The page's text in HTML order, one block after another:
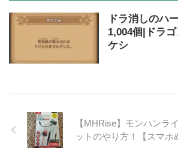
ドラ消しのハ
1,004個|ドラ
ケシ
【MHRise】モンハンラ
ットのやり方！【スマホ